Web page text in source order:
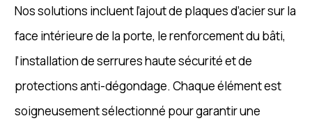
Nos solutions incluent l’ajout de plaques d’acier sur la
face intérieure de la porte, le renforcement du bâti,
l’installation de serrures haute sécurité et de
protections anti-dégondage. Chaque élément est
soigneusement sélectionné pour garantir une